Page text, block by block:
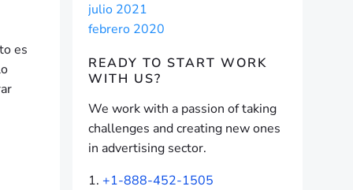
es
julio 2021
febrero 2020
READY TO START WORK
WITH US?
We work with a passion of taking
challenges and creating new ones
in advertising sector.
+1-888-452-1505